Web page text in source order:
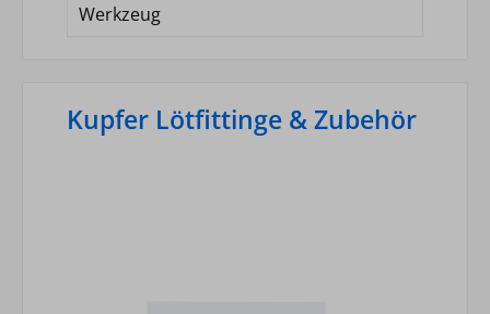
Werkzeug
Kupfer Lötfittinge & Zubehör